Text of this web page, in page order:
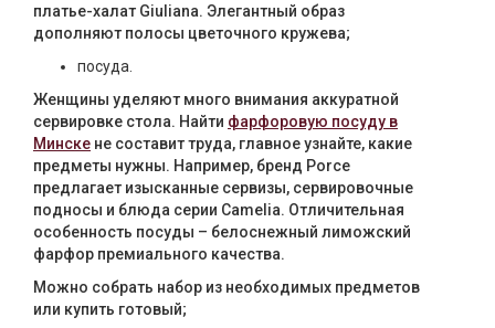
платье-халат Giuliana. Элегантный образ
дополняют полосы цветочного кружева;
посуда.
Женщины уделяют много внимания аккуратной
сервировке стола. Найти фарфоровую посуду в
Минске не составит труда, главное узнайте, какие
предметы нужны. Например, бренд Porce
предлагает изысканные сервизы, сервировочные
подносы и блюда серии Camelia. Отличительная
особенность посуды – белоснежный лиможский
фарфор премиального качества.
Можно собрать набор из необходимых предметов
или купить готовый;